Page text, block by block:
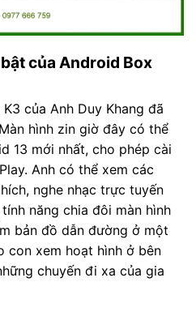
của Android Box
của Anh Duy Khang đã
hình zin giờ đây có thể
13 mới nhất, cho phép cài
Anh có thể xem các
nghe nhạc trực tuyến
năng chia đôi màn hình
bản đồ dẫn đường ở một
con xem hoạt hình ở bên
chuyến đi xa của gia